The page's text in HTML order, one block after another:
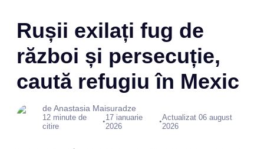
Rușii exilați fug de
război și persecuție,
caută refugiu în Mexic
de Anastasia Maisuradze
12 minute de
citire
•17 ianuarie
2026
•Actualizat 06 august
2026